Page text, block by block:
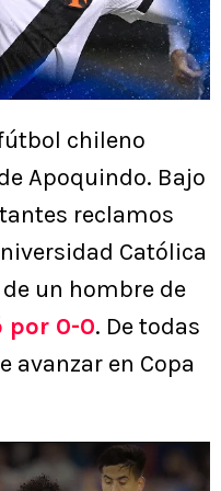
chileno
Apoquindo. Bajo
reclamos
Católica
un hombre de
por 0-0. De todas
avanzar en Copa